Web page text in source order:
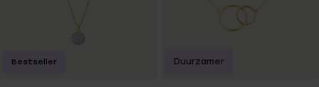
Bestseller Duurzamer